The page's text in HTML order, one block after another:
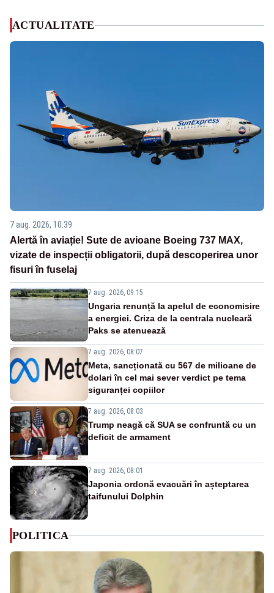
ACTUALITATE
7 aug. 2026, 10:39
Alertă în aviație! Sute de avioane Boeing 737 MAX,
vizate de inspecții obligatorii, după descoperirea unor
fisuri în fuselaj
7 aug. 2026, 09:15
Ungaria renunță la apelul de economisire
a energiei. Criza de la centrala nucleară
Paks se atenuează
7 aug. 2026, 08:07
Meta, sancționată cu 567 de milioane de
dolari în cel mai sever verdict pe tema
siguranței copiilor
7 aug. 2026, 08:03
Trump neagă că SUA se confruntă cu un
deficit de armament
7 aug. 2026, 08:01
Japonia ordonă evacuări în așteptarea
taifunului Dolphin
POLITICA